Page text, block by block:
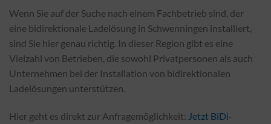
Wenn Sie auf der Suche nach einem Fachbetrieb sind, der
eine bidirektionale Ladelösung in Schwenningen installiert,
sind Sie hier genau richtig. In dieser Region gibt es eine
Vielzahl von Betrieben, die sowohl Privatpersonen als auch
Unternehmen bei der Installation von bidirektionalen
Ladelösungen unterstützen.
Hier geht es direkt zur Anfragemöglichkeit: Jetzt BiDi-